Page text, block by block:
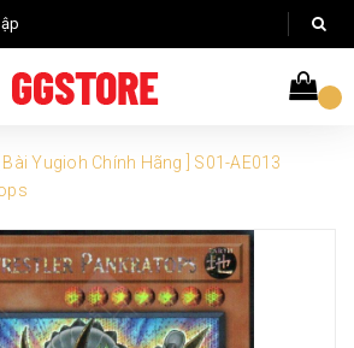
[ Bài Yugioh Chính Hãng ] S01-AE013